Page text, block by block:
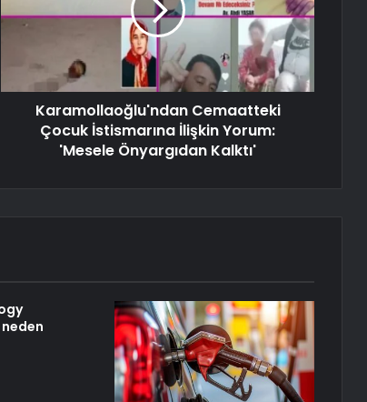
Karamollaoğlu'ndan Cemaatteki
Çocuk İstismarına İlişkin Yorum:
'Mesele Önyargıdan Kalktı'